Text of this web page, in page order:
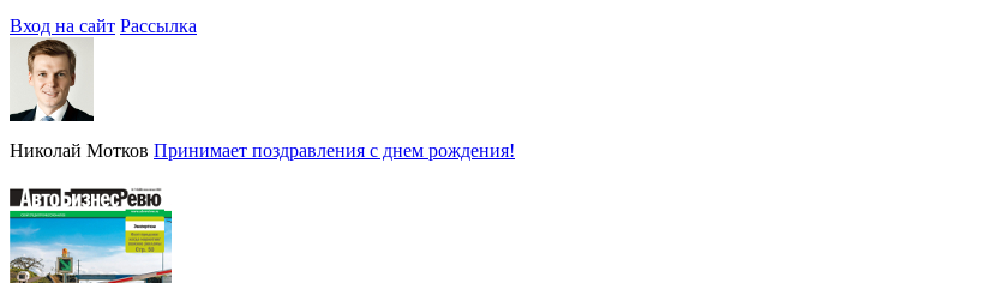
Вход на сайт Рассылка
Николай Мотков Принимает поздравления с днем рождения!